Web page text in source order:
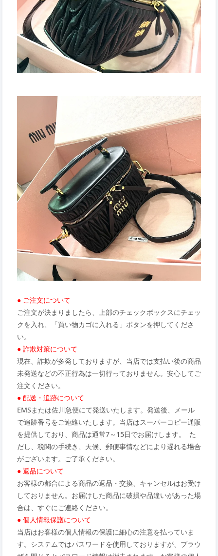
● ご注文について
ご注文が決まりましたら、上部のチェックボックスにチェッ
クを入れ、「買い物カゴに入れる」ボタンを押してくださ
い。
● 詐欺対策について
現在、詐欺が多発しておりますが、当店では支払い後の商品
未発送などの不正行為は一切行っておりません。安心してご
注文ください。
● 配送・追跡について
EMSまたは佐川急便にて発送いたします。発送後、メール
で追跡番号をご連絡いたします。当店はスーパーコピー通販
を提供しており、商品は通常7～15日でお届けします。 た
だし、税関の手続き、天候、郵便事情などにより遅れる場合
がございます。ご了承ください。
● 返品について
お客様の都合による商品の返品・交換、キャンセルはお受け
しておりません。お届けした商品に破損や品違いがあった場
合は、すぐにご連絡ください。
● 個人情報保護について
当店はお客様の個人情報の保護に細心の注意を払っていま
す。システムではパスワードを使用しておりますが、ブラウ